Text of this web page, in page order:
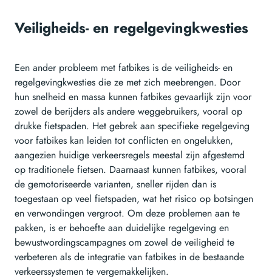
Veiligheids- en regelgevingkwesties
Een ander probleem met fatbikes is de veiligheids- en
regelgevingkwesties die ze met zich meebrengen. Door
hun snelheid en massa kunnen fatbikes gevaarlijk zijn voor
zowel de berijders als andere weggebruikers, vooral op
drukke fietspaden. Het gebrek aan specifieke regelgeving
voor fatbikes kan leiden tot conflicten en ongelukken,
aangezien huidige verkeersregels meestal zijn afgestemd
op traditionele fietsen. Daarnaast kunnen fatbikes, vooral
de gemotoriseerde varianten, sneller rijden dan is
toegestaan op veel fietspaden, wat het risico op botsingen
en verwondingen vergroot. Om deze problemen aan te
pakken, is er behoefte aan duidelijke regelgeving en
bewustwordingscampagnes om zowel de veiligheid te
verbeteren als de integratie van fatbikes in de bestaande
verkeerssystemen te vergemakkelijken.